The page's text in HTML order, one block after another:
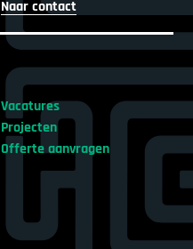
Naar contact
Vacatures
Projecten
Offerte aanvragen